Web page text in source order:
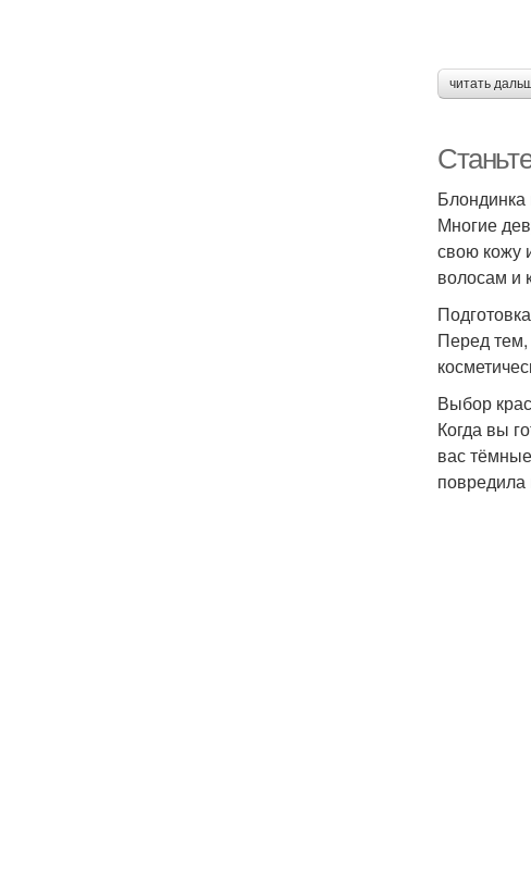
читать
Блондинка
Многие
свою кожу
волосам и
Подготовка
Перед тем,
Выбор
Когда вы
вас